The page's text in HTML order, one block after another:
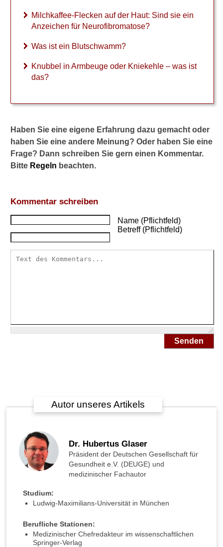
Milchkaffee-Flecken auf der Haut: Sind sie ein
Anzeichen für Neurofibromatose?
Was ist ein Blutschwamm?
Knubbel in Armbeuge oder Kniekehle – was ist
das?
Haben Sie eine eigene Erfahrung dazu gemacht oder
haben Sie eine andere Meinung? Oder haben Sie eine
Frage? Dann schreiben Sie gern einen Kommentar.
Bitte Regeln beachten.
Kommentar schreiben
Name (Pflichtfeld)
Betreff (Pflichtfeld)
Senden
Autor unseres Artikels
Dr. Hubertus Glaser
Präsident der Deutschen Gesellschaft für
Gesundheit e.V. (DEUGE) und
medizinischer Fachautor
Studium:
Ludwig-Maximilians-Universität in München
Berufliche Stationen:
Medizinischer Chefredakteur im wissenschaftlichen
Springer-Verlag
r
m
l
e
i
m
r
k
o
n
t
l
e
r
e
n
?
m
n
i
c
h
i
n
u
t
t